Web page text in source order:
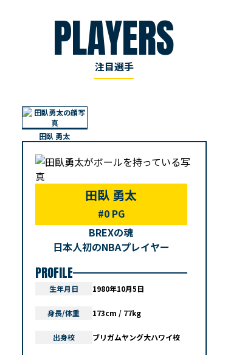
PLAYERS
注目選手
田臥 勇太
田臥 勇太
#0 PG
BREXの魂
日本人初のNBAプレイヤー
PROFILE
生年月日 1980年10月5日
身長/体重 173cm / 77kg
出身校 ブリガムヤング大ハワイ校